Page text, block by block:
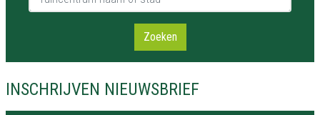
Zoeken
INSCHRIJVEN NIEUWSBRIEF